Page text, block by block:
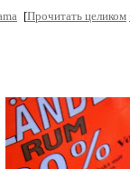
[Прочитать целиком